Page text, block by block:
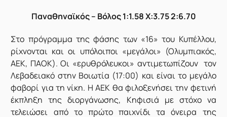
Παναθηναϊκός – Βόλος 1:1.58 X:3.75 2:6.70
Στο πρόγραμμα της φάσης των «16» του Κυπέλλου,
ρίχνονται και οι υπόλοιποι «μεγάλοι» (Ολυμπιακός,
ΑΕΚ, ΠΑΟΚ). Οι «ερυθρόλευκοι» αντιμετωπίζουν τον
Λεβαδειακό στην Βοιωτία (17:00) και είναι το μεγάλο
φαβορί για τη νίκη. Η ΑΕΚ θα φιλοξενήσει την φετινή
έκπληξη της διοργάνωσης, Κηφισιά με στόχο να
τελειώσει από το πρώτο παιχνίδι τα όνειρα της